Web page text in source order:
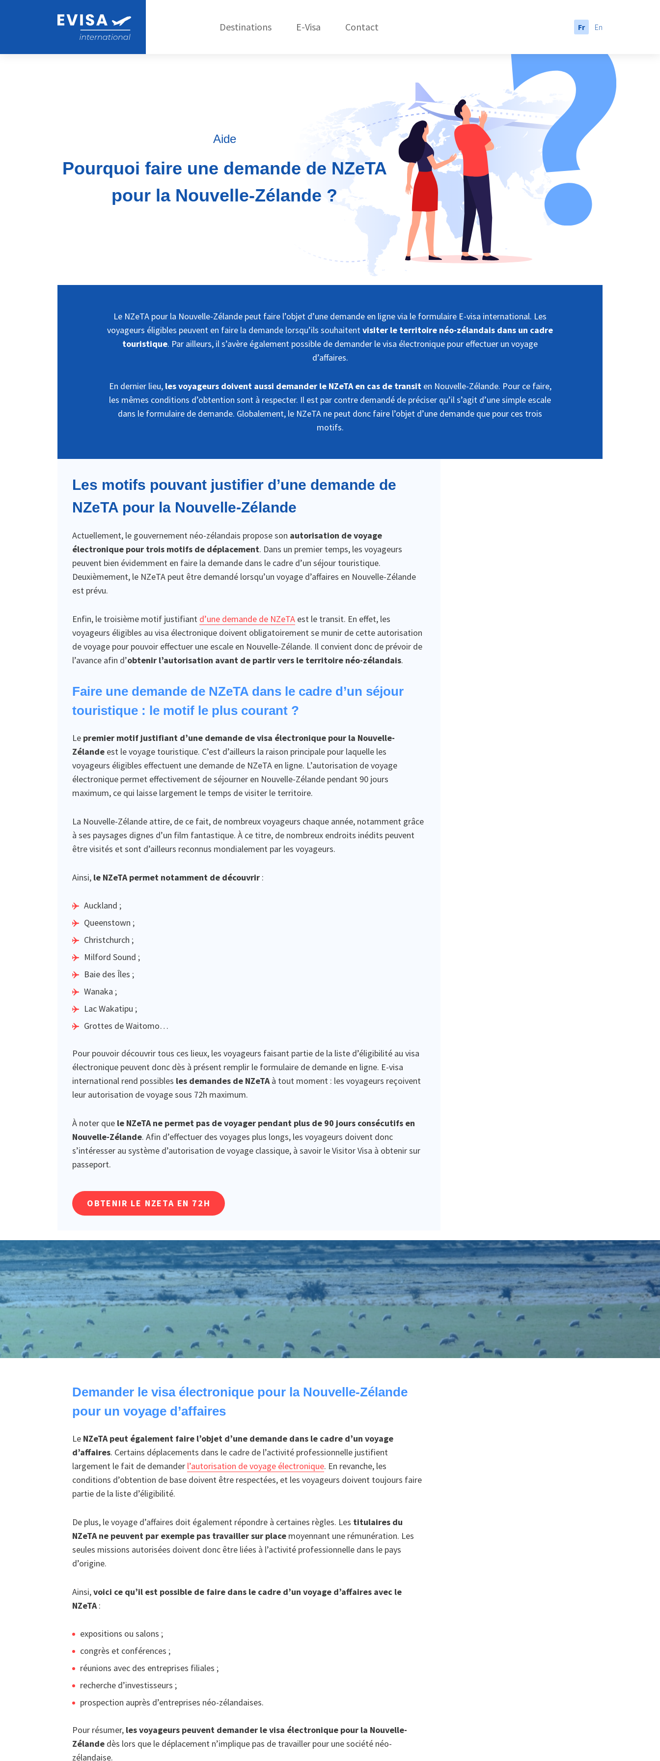
Destinations
Asie
Afrique
Océanie
République Dom.
E-Visa Contact Fr En
Aide
Pourquoi faire une demande de NZeTA
pour la Nouvelle-Zélande ?
Le NZeTA pour la Nouvelle-Zélande peut faire l’objet d’une demande en ligne via le formulaire E-visa international. Les
voyageurs éligibles peuvent en faire la demande lorsqu’ils souhaitentvisiter le territoire néo-zélandais dans un cadre
touristique. Par ailleurs, il s’avère également possible de demander le visa électronique pour effectuer un voyage
d’affaires.
En dernier lieu, les voyageurs doivent aussi demander le NZeTA en cas de transiten Nouvelle-Zélande. Pour ce faire,
les mêmes conditions d’obtention sont à respecter. Il est par contre demandé de préciser qu’il s’agit d’une simple escale
dans le formulaire de demande. Globalement, le NZeTA ne peut donc faire l’objet d’une demande que pour ces trois
motifs.
Les motifs pouvant justifier d’une demande de
NZeTA pour la Nouvelle-Zélande
Actuellement, le gouvernement néo-zélandais propose son autorisation de voyage
électronique pour trois motifs de déplacement. Dans un premier temps, les voyageurs
peuvent bien évidemment en faire la demande dans le cadre d’un séjour touristique.
Deuxièmement, le NZeTA peut être demandé lorsqu’un voyage d’affaires en Nouvelle-Zélande
est prévu.
Enfin, le troisième motif justifiant d’une demande de NZeTA est le transit. En effet, les
voyageurs éligibles au visa électronique doivent obligatoirement se munir de cette autorisation
de voyage pour pouvoir effectuer une escale en Nouvelle-Zélande. Il convient donc de prévoir de
l’avance afin d’obtenir l’autorisation avant de partir vers le territoire néo-zélandais.
Faire une demande de NZeTA dans le cadre d’un séjour
touristique : le motif le plus courant ?
Le premier motif justifiant d’une demande de visa électronique pour la Nouvelle-
Zélande est le voyage touristique. C’est d’ailleurs la raison principale pour laquelle les
voyageurs éligibles effectuent une demande de NZeTA en ligne. L’autorisation de voyage
électronique permet effectivement de séjourner en Nouvelle-Zélande pendant 90 jours
maximum, ce qui laisse largement le temps de visiter le territoire.
La Nouvelle-Zélande attire, de ce fait, de nombreux voyageurs chaque année, notamment grâce
à ses paysages dignes d’un film fantastique. À ce titre, de nombreux endroits inédits peuvent
être visités et sont d’ailleurs reconnus mondialement par les voyageurs.
Ainsi, le NZeTA permet notamment de découvrir :
Auckland ;
Queenstown ;
Christchurch ;
Milford Sound ;
Baie des Îles ;
Wanaka ;
Lac Wakatipu ;
Grottes de Waitomo…
Pour pouvoir découvrir tous ces lieux, les voyageurs faisant partie de la liste d’éligibilité au visa
électronique peuvent donc dès à présent remplir le formulaire de demande en ligne. E-visa
international rend possibles les demandes de NZeTAà tout moment : les voyageurs reçoivent
leur autorisation de voyage sous 72h maximum.
À noter que le NZeTA ne permet pas de voyager pendant plus de 90 jours consécutifs en
Nouvelle-Zélande. Afin d’effectuer des voyages plus longs, les voyageurs doivent donc
s’intéresser au système d’autorisation de voyage classique, à savoir le Visitor Visa à obtenir sur
passeport.
OBTENIR LE NZETA EN 72H
Demander le visa électronique pour la Nouvelle-Zélande
pour un voyage d’affaires
Le NZeTA peut également faire l’objet d’une demande dans le cadre d’un voyage
d’affaires. Certains déplacements dans le cadre de l’activité professionnelle justifient
largement le fait de demander l’autorisation de voyage électronique. En revanche, les
conditions d’obtention de base doivent être respectées, et les voyageurs doivent toujours faire
partie de la liste d’éligibilité.
De plus, le voyage d’affaires doit également répondre à certaines règles. Les titulaires du
NZeTA ne peuvent par exemple pas travailler sur place moyennant une rémunération. Les
seules missions autorisées doivent donc être liées à l’activité professionnelle dans le pays
d’origine.
Ainsi,voici ce qu’il est possible de faire dans le cadre d’un voyage d’affaires avec le
NZeTA:
expositions ou salons ;
congrès et conférences ;
réunions avec des entreprises filiales ;
recherche d’investisseurs ;
prospection auprès d’entreprises néo-zélandaises.
Pour résumer, les voyageurs peuvent demander le visa électronique pour la Nouvelle-
Zélande dès lors que le déplacement n’implique pas de travailler pour une société néo-
zélandaise.